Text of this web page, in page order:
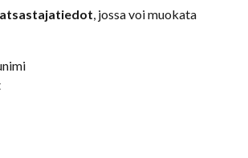
, jossa voi muokata